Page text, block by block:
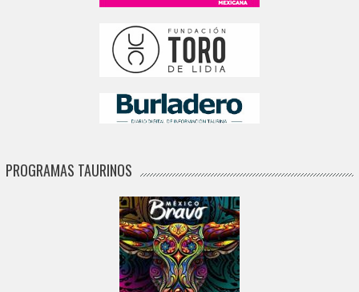
PROGRAMAS TAURINOS